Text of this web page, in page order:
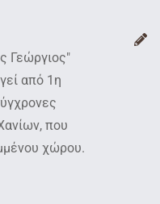
Γεώργιος"
από 1η
που
χώρου.